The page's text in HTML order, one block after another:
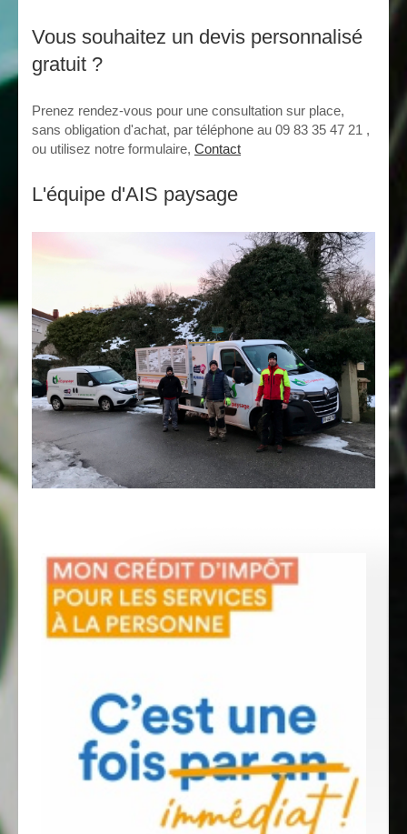
Vous souhaitez un devis personnalisé
gratuit ?
Prenez rendez-vous pour une consultation sur place,
sans obligation d'achat, par téléphone au 09 83 35 47 21 ,
ou utilisez notre formulaire, Contact
L'équipe d'AIS paysage